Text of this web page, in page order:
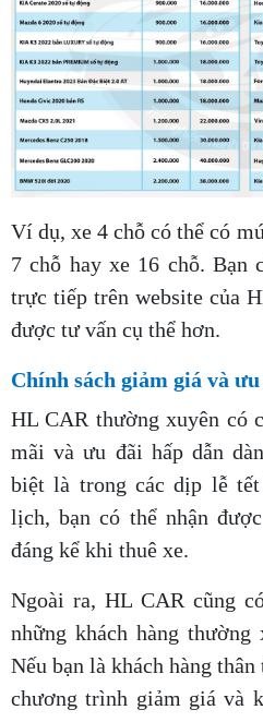
Ví dụ, xe 4 chỗ có thể có
7 chỗ hay xe 16 chỗ. Bạn
trực tiếp trên website của
được tư vấn cụ thể hơn.
Chính sách giảm giá và
HL CAR thường xuyên có
mãi và ưu đãi hấp dẫn
biệt là trong các dịp lễ
lịch, bạn có thể nhận
đáng kể khi thuê xe.
Ngoài ra, HL CAR cũng
những khách hàng
Nếu bạn là khách hàng
chương trình giảm giá và